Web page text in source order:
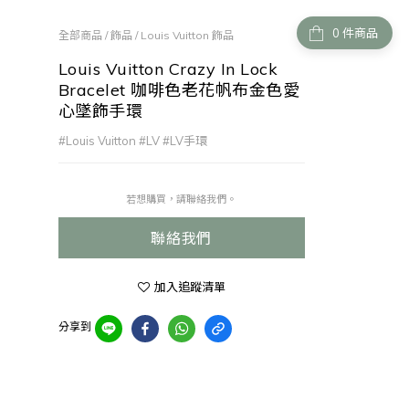
件商品
全部商品 /飾品 / Louis Vuitton 飾品
Louis Vuitton Crazy In Lock
Bracelet 咖啡色老花帆布金色愛
心墜飾手環
#Louis Vuitton #LV #LV手環
若想購買，請聯絡我們。
聯絡我們
加入追蹤清單
分享到